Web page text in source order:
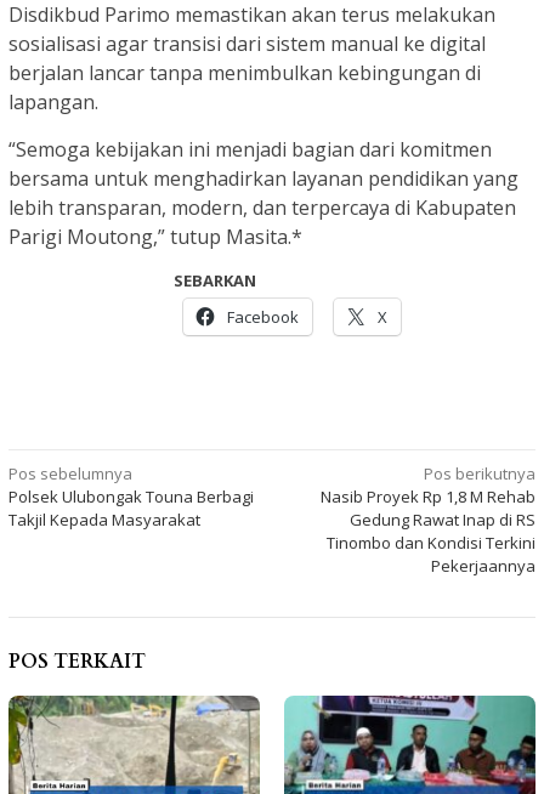
Disdikbud Parimo memastikan akan terus melakukan
sosialisasi agar transisi dari sistem manual ke digital
berjalan lancar tanpa menimbulkan kebingungan di
lapangan.
“Semoga kebijakan ini menjadi bagian dari komitmen
bersama untuk menghadirkan layanan pendidikan yang
lebih transparan, modern, dan terpercaya di Kabupaten
Parigi Moutong,” tutup Masita.*
SEBARKAN
Facebook
X
Navigasi
pos
Pos sebelumnya
Polsek Ulubongak Touna Berbagi
Takjil Kepada Masyarakat
Pos berikutnya
Nasib Proyek Rp 1,8 M Rehab
Gedung Rawat Inap di RS
Tinombo dan Kondisi Terkini
Pekerjaannya
POS TERKAIT